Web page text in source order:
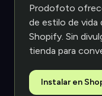
Prodofoto
de estilo de
Shopify. Sin
tienda para
Instalar en